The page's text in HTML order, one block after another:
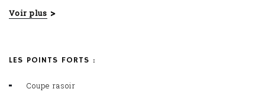
Lames lisses
pour couper, éplucher etc..
GAMME SUPER SHARP : Couteau non forgé
Voir plus
LES POINTS FORTS :
Coupe rasoir